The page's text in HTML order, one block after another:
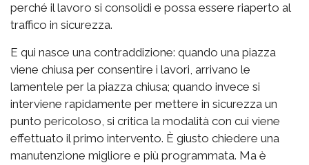
perché il lavoro si consolidi e possa essere riaperto al
traffico in sicurezza.
E qui nasce una contraddizione: quando una piazza
viene chiusa per consentire i lavori, arrivano le
lamentele per la piazza chiusa; quando invece si
interviene rapidamente per mettere in sicurezza un
punto pericoloso, si critica la modalità con cui viene
effettuato il primo intervento. È giusto chiedere una
manutenzione migliore e più programmata. Ma è